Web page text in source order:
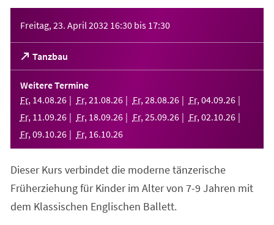
Freitag, 23. April 2032 16:30 bis 17:30
Tanzbau
(Öffnet
in
einem
neuen
Tab)
Weitere Termine
Fr, 14.08.26 Fr, 21 .08.26 Fr, 28.08.26 Fr, 04.09.26
Fr, 11 .09.26 Fr, 18.09.26 Fr, 25.09.26 Fr, 02.10.26
Fr, 09.10.26 Fr, 16.10.26
Dieser Kurs verbindet die moderne tänzerische
Früherziehung für Kinder im Alter von 7-9 Jahren mit
dem Klassischen Englischen Ballett.